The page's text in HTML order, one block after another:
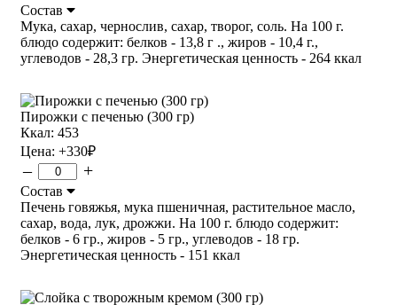
Состав
Мука, сахар, чернослив, сахар, творог, соль. На 100 г.
блюдо содержит: белков - 13,8 г ., жиров - 10,4 г.,
углеводов - 28,3 гр. Энергетическая ценность - 264 ккал
Пирожки с печенью (300 гр)
Ккал: 453
Цена: +330₽
– +
Состав
Печень говяжья, мука пшеничная, растительное масло,
сахар, вода, лук, дрожжи. На 100 г. блюдо содержит:
белков - 6 гр., жиров - 5 гр., углеводов - 18 гр.
Энергетическая ценность - 151 ккал